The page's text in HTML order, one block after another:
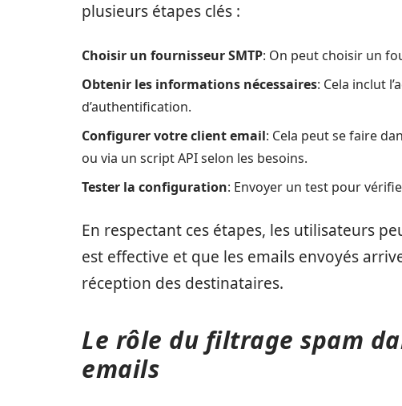
plusieurs étapes clés :
Choisir un fournisseur SMTP: On peut choisir un
Obtenir les informations nécessaires: Cela inclut
d’authentification.
Configurer votre client email: Cela peut se faire
ou via un script API selon les besoins.
Tester la configuration: Envoyer un test pour
En respectant ces étapes, les utilisateurs
est effective et que les emails envoyés
réception des destinataires.
Le rôle du filtrage spam
emails